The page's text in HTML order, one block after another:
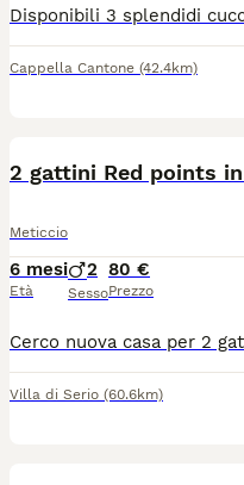
Cappella Cantone (42.4km)
2 gattini Red points
Meticcio
6 mesi
Età
2
Sesso
80 €
Prezzo
Villa di Serio (60.6km)